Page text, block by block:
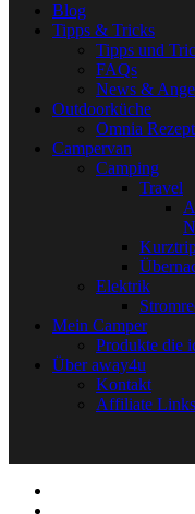
Blog
Tipps & Tricks
Tipps und
FAQs
News &
Outdoorküche
Omnia
Campervan
Camping
Travel
Elektrik
Mein Camper
Produkte die
Über away4u
Kontakt
Affiliate Links